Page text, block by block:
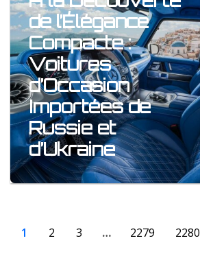
de l’Élégance
Compacte :
Voitures
d’Occasion
Importées de
Russie et
d’Ukraine
1 2 3 … 2279 2280